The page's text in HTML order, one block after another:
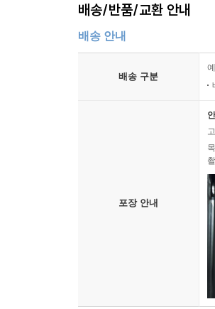
배송/반품/교환 안내
배송 안내
배송 구분
포장 안내